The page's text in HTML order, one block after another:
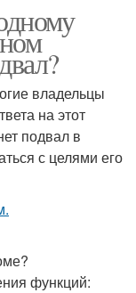
владельцы
на этот
подвал в
с целями его
функций: